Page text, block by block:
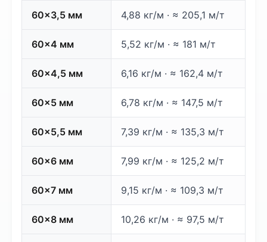
60×3,5 мм 4,88 кг/м · ≈ 205,1 м/т
60×4 мм 5,52 кг/м · ≈ 181 м/т
60×4,5 мм 6,16 кг/м · ≈ 162,4 м/т
60×5 мм 6,78 кг/м · ≈ 147,5 м/т
60×5,5 мм 7,39 кг/м · ≈ 135,3 м/т
60×6 мм 7,99 кг/м · ≈ 125,2 м/т
60×7 мм 9,15 кг/м · ≈ 109,3 м/т
60×8 мм 10,26 кг/м · ≈ 97,5 м/т